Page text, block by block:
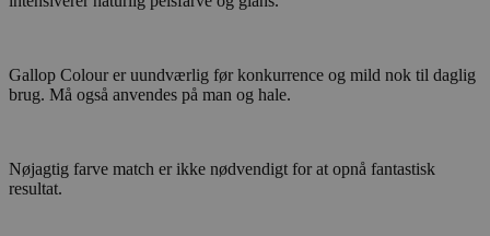
Gallop Colour er uundværlig før konkurrence og mild nok til daglig
brug. Må også anvendes på man og hale.
Nøjagtig farve match er ikke nødvendigt for at opnå fantastisk
resultat.